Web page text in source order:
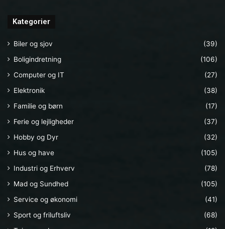
Kategorier
Biler og sjov
(39)
Boligindretning
(106)
Computer og IT
(27)
Elektronik
(38)
Familie og børn
(17)
Ferie og lejligheder
(37)
Hobby og Dyr
(32)
Hus og have
(105)
Industri og Erhverv
(78)
Mad og Sundhed
(105)
Service og økonomi
(41)
Sport og friluftsliv
(68)